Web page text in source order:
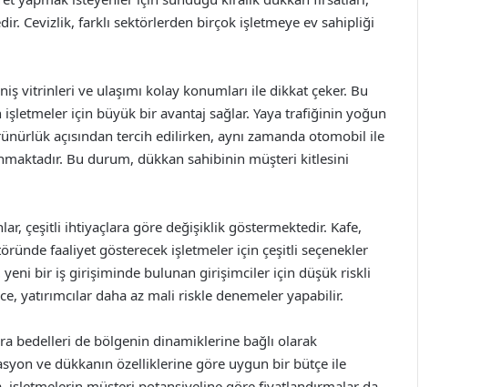
Cevizlik, farklı sektörlerden birçok işletmeye ev sahipliği
vitrinleri ve ulaşımı kolay konumları ile dikkat çeker. Bu
için büyük bir avantaj sağlar. Yaya trafiğinin yoğun
açısından tercih edilirken, aynı zamanda otomobil ile
Bu durum, dükkan sahibinin müşteri kitlesini
çeşitli ihtiyaçlara göre değişiklik göstermektedir. Kafe,
faaliyet gösterecek işletmeler için çeşitli seçenekler
yeni bir iş girişiminde bulunan girişimciler için düşük riskli
yatırımcılar daha az mali riskle denemeler yapabilir.
bedelleri de bölgenin dinamiklerine bağlı olarak
ve dükkanın özelliklerine göre uygun bir bütçe ile